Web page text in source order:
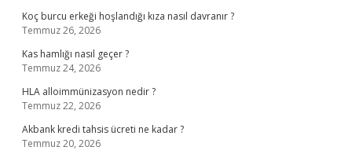
Koç burcu erkeği hoşlandığı kıza nasıl davranır ?
Temmuz 26, 2026
Kas hamlığı nasıl geçer ?
Temmuz 24, 2026
HLA alloimmünizasyon nedir ?
Temmuz 22, 2026
Akbank kredi tahsis ücreti ne kadar ?
Temmuz 20, 2026